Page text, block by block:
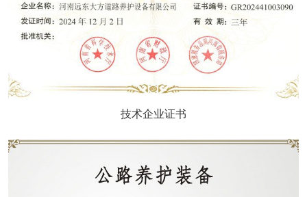
技术企业证书